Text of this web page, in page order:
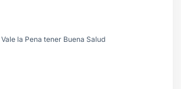
Vale la Pena tener Buena Salud